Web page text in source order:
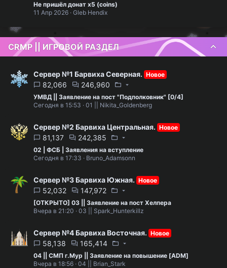
Не пришёл донат x5 (coins)
11 Апр 2026 Gleb Hendix
CRMP || ИГРОВОЙ РАЗДЕЛ
Сервер №1 Барвиха Северная. Новое
82,066 246,960
УМВД || Заявление на пост "Подполковник" [0/4]
Сегодня в 15:53
01 || Nikita_Goldenberg
Сервер №2 Барвиха Центральная. Новое
81,137 242,385
02 | ФСБ | Заявления на вступление
Сегодня в 17:33
Bruno_Adamsonn
Сервер №3 Барвиха Южная. Новое
52,032 147,972
[ОТКРЫТО] 03 || Заявление на пост Хелпера
Вчера в 21:20
03 || Spark_Hunterkillz
Сервер №4 Барвиха Восточная. Новое
58,138 165,414
04 || СМП г.Мур || Заявление на повышение [ADM]
Вчера в 18:56 04 || Brian_Stark